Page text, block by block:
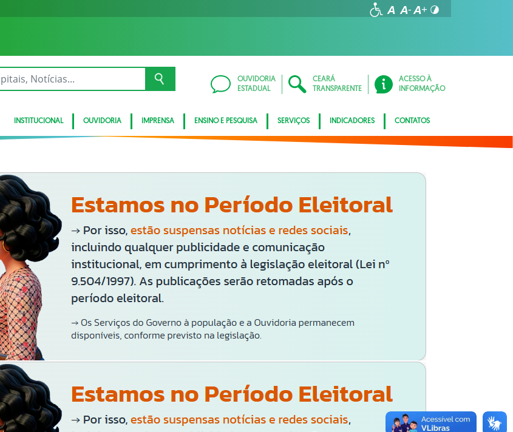
OUVIDORIA
ESTADUAL
CEARÁ
TRANSPARENTE
ACESSO À
INFORMAÇÃO
INSTITUCIONAL OUVIDORIA IMPRENSA ENSINO E PESQUISA SERVIÇOS INDICADORES CONTATOS